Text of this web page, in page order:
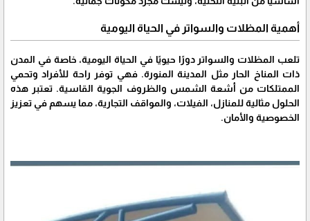
أهمية المظلات والسواتر في الحياة اليومية
تلعب المظلات والسواتر دورًا حيويًا في الحياة اليومية، خاصة في المدن
ذات المناخ الحار مثل المدينة المنورة. فهي توفر راحة للأفراد وتحمي
الممتلكات من أشعة الشمس والظروف الجوية القاسية. تعتبر هذه
الحلول مثالية للمنازل، الفيلات، والمواقف التجارية، مما يسهم في تعزيز
الخصوصية والأمان.